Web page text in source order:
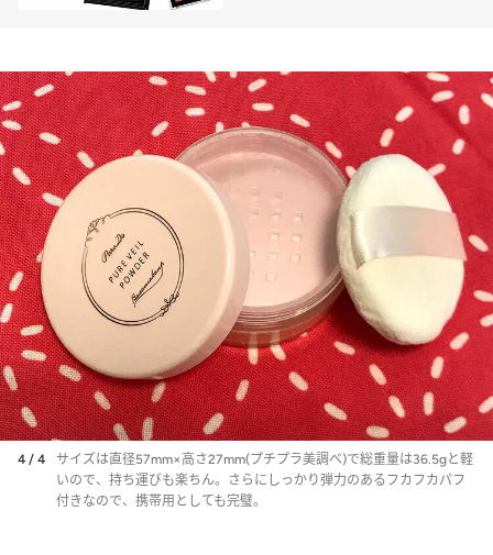
4 / 4
サイズは直径57mm×高さ27mm(プチプラ美調べ)で総重量は36.5gと軽
いので、持ち運びも楽ちん。さらにしっかり弾力のあるフカフカパフ
付きなので、携帯用としても完璧。